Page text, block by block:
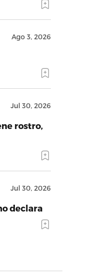
Ago 3, 2026
Jul 30, 2026
rostro,
Jul 30, 2026
declara